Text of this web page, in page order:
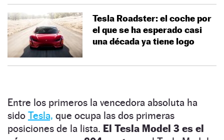
Tesla Roadster: el coche por
el que se ha esperado casi
una década ya tiene logo
Entre los primeros la vencedora absoluta ha
sido Tesla, que ocupa las dos primeras
posiciones de la lista. El Tesla Model 3 es el